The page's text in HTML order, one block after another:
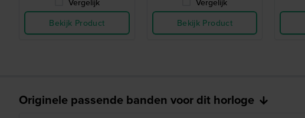
Vergelijk
Bekijk Product
Vergelijk
Bekijk Product
Originele passende banden voor dit horloge